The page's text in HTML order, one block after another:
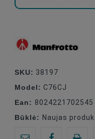
SKU: 38197
Model: C76CJ
Ean: 8024221702545
Būklė: Naujas